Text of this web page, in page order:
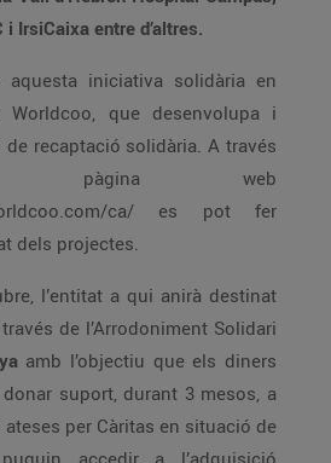
Creu Roja, AFANOC i IrsiCaixa entre d’altres.
iniciativa solidària en
Worldcoo, que desenvolupa i
web
ca/ es pot fer
dels projectes.
a qui anirà destinat
de l’Arrodoniment Solidari
amb l’objectiu que els diners
suport, durant 3 mesos, a
accedir a l’adquisició